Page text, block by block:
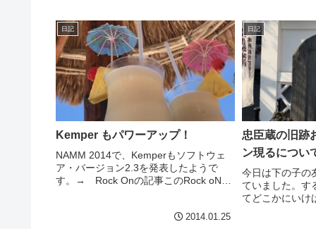
日記
Kemper もパワーアップ！
NAMM 2014で、Kemperもソフトウェ
ア・バージョン2.3を発表したようで
す。→ Rock Onの記事このRock oNの
2014.01.25
日記
忠臣蔵の旧跡
ン現るについ
今日は下の子の
ていました。す
てどこかにいけ